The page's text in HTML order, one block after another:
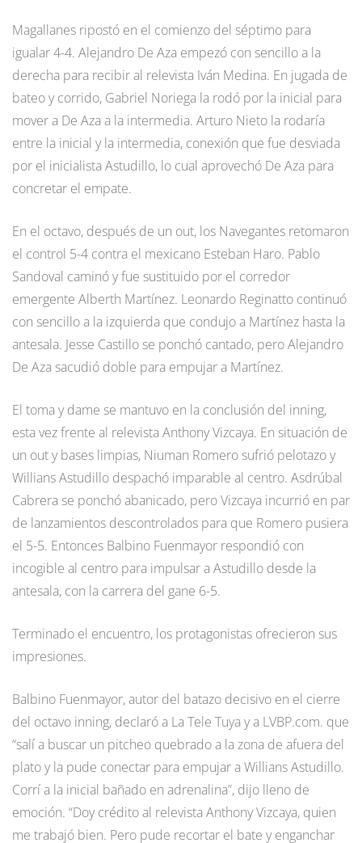
Magallanes ripostó en el comienzo del séptimo para
igualar 4-4. Alejandro De Aza empezó con sencillo a la
derecha para recibir al relevista Iván Medina. En jugada de
bateo y corrido, Gabriel Noriega la rodó por la inicial para
mover a De Aza a la intermedia. Arturo Nieto la rodaría
entre la inicial y la intermedia, conexión que fue desviada
por el inicialista Astudillo, lo cual aprovechó De Aza para
concretar el empate.
En el octavo, después de un out, los Navegantes retomaron
el control 5-4 contra el mexicano Esteban Haro. Pablo
Sandoval caminó y fue sustituido por el corredor
emergente Alberth Martínez. Leonardo Reginatto continuó
con sencillo a la izquierda que condujo a Martínez hasta la
antesala. Jesse Castillo se ponchó cantado, pero Alejandro
De Aza sacudió doble para empujar a Martínez.
El toma y dame se mantuvo en la conclusión del inning,
esta vez frente al relevista Anthony Vizcaya. En situación de
un out y bases limpias, Niuman Romero sufrió pelotazo y
Willians Astudillo despachó imparable al centro. Asdrúbal
Cabrera se ponchó abanicado, pero Vizcaya incurrió en par
de lanzamientos descontrolados para que Romero pusiera
el 5-5. Entonces Balbino Fuenmayor respondió con
incogible al centro para impulsar a Astudillo desde la
antesala, con la carrera del gane 6-5.
Terminado el encuentro, los protagonistas ofrecieron sus
impresiones.
Balbino Fuenmayor, autor del batazo decisivo en el cierre
del octavo inning, declaró a La Tele Tuya y a LVBP.com. que
“salí a buscar un pitcheo quebrado a la zona de afuera del
plato y la pude conectar para empujar a Willians Astudillo.
Corrí a la inicial bañado en adrenalina”, dijo lleno de
emoción. “Doy crédito al relevista Anthony Vizcaya, quien
me trabajó bien. Pero pude recortar el bate y enganchar